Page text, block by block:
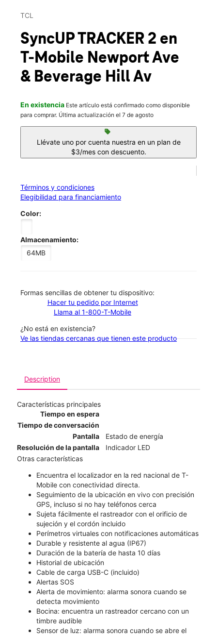
Jue.:
7a Newport Avenue Suite B-2 Pawtucket, RI 02861
TCL
SyncUP TRACKER 2 en
T-Mobile Newport Ave
& Beverage Hill Av
En existencia Este artículo está confirmado como disponible
para comprar. Última actualización el 7 de agosto
sell
Llévate uno por cuenta nuestra en un plan de
$3/mes con descuento.
Términos y condiciones
Elegibilidad para financiamiento
Color:
Almacenamiento:
64MB
​​​​​​​Formas sencillas de obtener tu dispositivo:
Hacer tu pedido por Internet
Llama al 1-800-T-Mobile
¿No está en existencia?
Ve las tiendas cercanas que tienen este producto
Description
Características principales
Tiempo en espera
Tiempo de conversación
Pantalla
Estado de energía
Resolución de la pantalla
Indicador LED
Otras características
Encuentra el localizador en la red nacional de T-
Mobile con conectividad directa.
Seguimiento de la ubicación en vivo con precisión
GPS, incluso si no hay teléfonos cerca
Sujeta fácilmente el rastreador con el orificio de
sujeción y el cordón incluido
Perímetros virtuales con notificaciones automáticas
Durable y resistente al agua (IP67)
Duración de la batería de hasta 10 días
Historial de ubicación
Cable de carga USB-C (incluido)
Alertas SOS
Alerta de movimiento: alarma sonora cuando se
detecta movimiento
Bocina: encuentra un rastreador cercano con un
timbre audible
Sensor de luz: alarma sonora cuando se abre el